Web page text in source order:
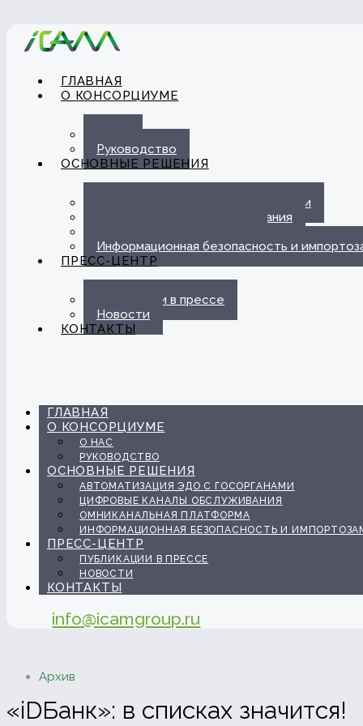
ГЛАВНАЯ
О КОНСОРЦИУМЕ
Руководство
ОСНОВНЫЕ РЕШЕНИЯ
Автоматизация ЭДО с Госорганами
Цифровые каналы обслуживания
Информационная безопасность и
ПРЕСС-ЦЕНТР
Публикации в прессе
Новости
КОНТАКТЫ
ГЛАВНАЯ
О КОНСОРЦИУМЕ
О НАС
РУКОВОДСТВО
ОСНОВНЫЕ РЕШЕНИЯ
АВТОМАТИЗАЦИЯ ЭДО С ГОСОРГАНАМИ
ЦИФРОВЫЕ КАНАЛЫ ОБСЛУЖИВАНИЯ
ОМНИКАНАЛЬНАЯ ПЛАТФОРМА
ИНФОРМАЦИОННАЯ БЕЗОПАСНОСТЬ И
ПРЕСС-ЦЕНТР
ПУБЛИКАЦИИ В ПРЕССЕ
НОВОСТИ
КОНТАКТЫ
info@icamgroup.ru
Архив
«iDБанк»: в списках значится!